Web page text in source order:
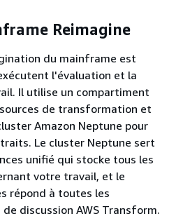
Reimagine
du mainframe est
l'évaluation et la
Il utilise un compartiment
de transformation et
Amazon Neptune pour
Le cluster Neptune sert
unifié qui stocke tous les
votre travail, et le
répond à toutes les
discussion AWS Transform.